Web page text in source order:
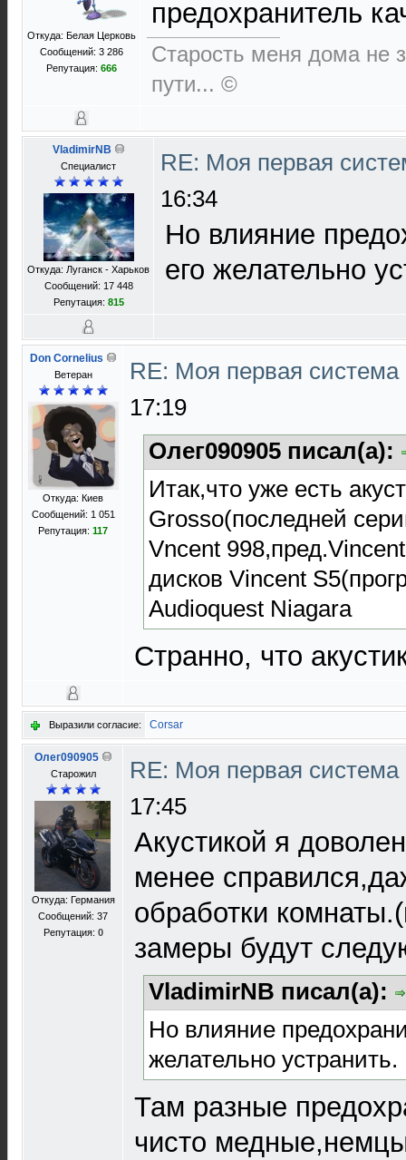
Откуда: Белая Церковь
Сообщений: 3 286
Репутация: 666
предохранитель
Старость меня дома не
пути... ©
VladimirNB
Специалист
Откуда: Луганск - Харьков
Сообщений: 17 448
Репутация: 815
RE: Моя первая
16:34
Но влияние
его желательно
Don Cornelius
Ветеран
Откуда: Киев
Сообщений: 1 051
Репутация: 117
RE: Моя первая
17:19
Олег090905 писал(а):
Итак,что уже есть
Grosso(последней
Vncent
дисков Vincent
Audioquest Niagara
Странно, что
Выразили согласие: Corsar
Олег090905
Старожил
Откуда: Германия
Сообщений: 37
Репутация: 0
RE: Моя первая
17:45
Акустикой я
менее
обработки
замеры будут
VladimirNB писал(а):
Но влияние
желательно устранить.
Там разные
чисто